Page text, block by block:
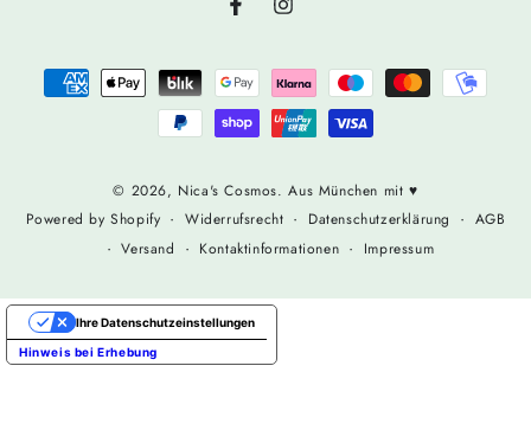
FacebookInstagram
© 2026, Nica's Cosmos. Aus München mit ♥
Powered by Shopify
Widerrufsrecht Datenschutzerklärung
AGB
Versand
Kontaktinformationen Impressum
Zahlungsmöglichkeiten
Hinweis bei Erhebung
Ihre Datenschutzeinstellungen